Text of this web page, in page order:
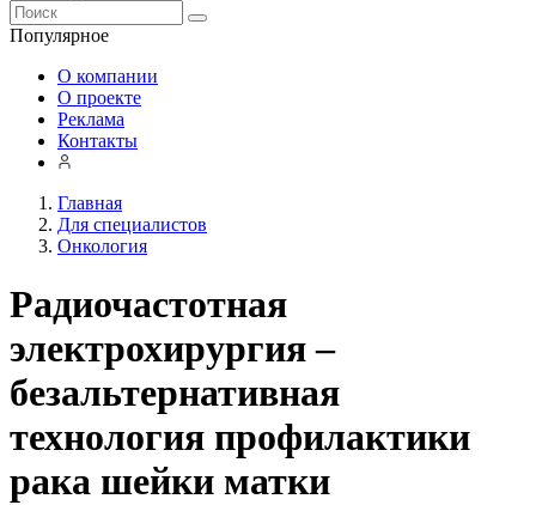
Популярное
О компании
О проекте
Реклама
Контакты
Главная
Для специалистов
Онкология
Радиочастотная
электрохирургия –
безальтернативная
технология профилактики
рака шейки матки